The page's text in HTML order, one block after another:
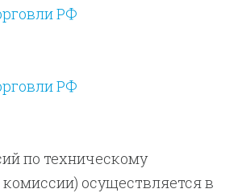
РФ
РФ
по техническому
осуществляется в